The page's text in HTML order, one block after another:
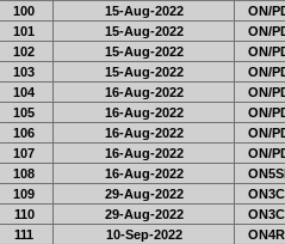
100
15-Aug-2022
ON/
101
15-Aug-2022
ON/
102
15-Aug-2022
ON/
103
15-Aug-2022
ON/
104
16-Aug-2022
ON/
105
16-Aug-2022
ON/
106
16-Aug-2022
ON/
107
16-Aug-2022
ON/
108
16-Aug-2022
109
29-Aug-2022
110
29-Aug-2022
111
10-Sep-2022